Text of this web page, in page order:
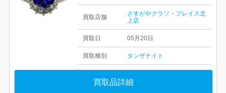
買取店舗
さすがやクラソ・プレイス北
上店
買取日 05月20日
買取種別 タンザナイト
買取品詳細